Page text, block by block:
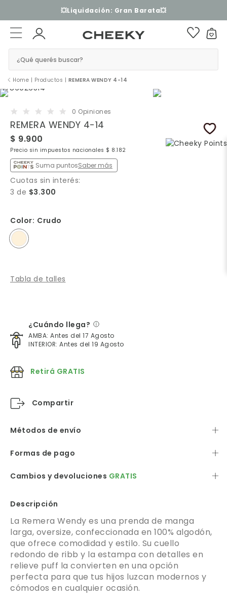
💥Liquidación: Gran Barata💥
¿Qué querés buscar?
Home | Productos | REMERA WENDY 4-14
0 Opiniones
REMERA WENDY 4-14
$ 9.900
Precio sin impuestos nacionales $ 8.182
Suma puntosSaber más
Cuotas sin interés:
3 de $3.300
Color: Crudo
Tabla de talles
¿Cuándo llega?
AMBA: Antes del 17 Agosto
INTERIOR: Antes del 19 Agosto
Retirá GRATIS
Compartir
Métodos de envío
Formas de pago
Cambios y devoluciones GRATIS
Descripción
La Remera Wendy es una prenda de manga
larga, oversize, confeccionada en 100% algodón,
que ofrece comodidad y estilo. Su cuello
redondo de ribb y la estampa con detalles en
relieve puff la convierten en una opción
perfecta para que tus hijos luzcan modernos y
cómodos en cualquier ocasión.